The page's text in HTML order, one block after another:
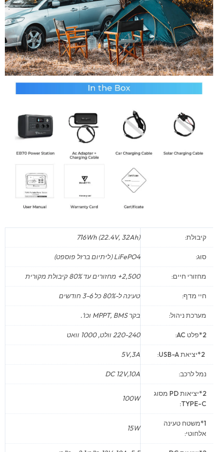
קיבולת: 716Wh (22.4V, 32Ah)
סוּג: LiFePO4 (ליתיום ברזל פוספט)
מחזורי חיים: 2,500+ מחזורים עד 80% קיבולת מקורית
חיי מדף: טעינה ל-80% כל 3-6 חודשים
מערכת ניהול: בקר MPPT, BMS וכו’.
2*פלט AC: 220-240 וולט, 1000 וואט
5V,3A
נמל לרכב: DC 12V,10A
2*יציאות PD מסוג
TYPE-C:
100W
1*משטח טעינה
אלחוטי:
15W